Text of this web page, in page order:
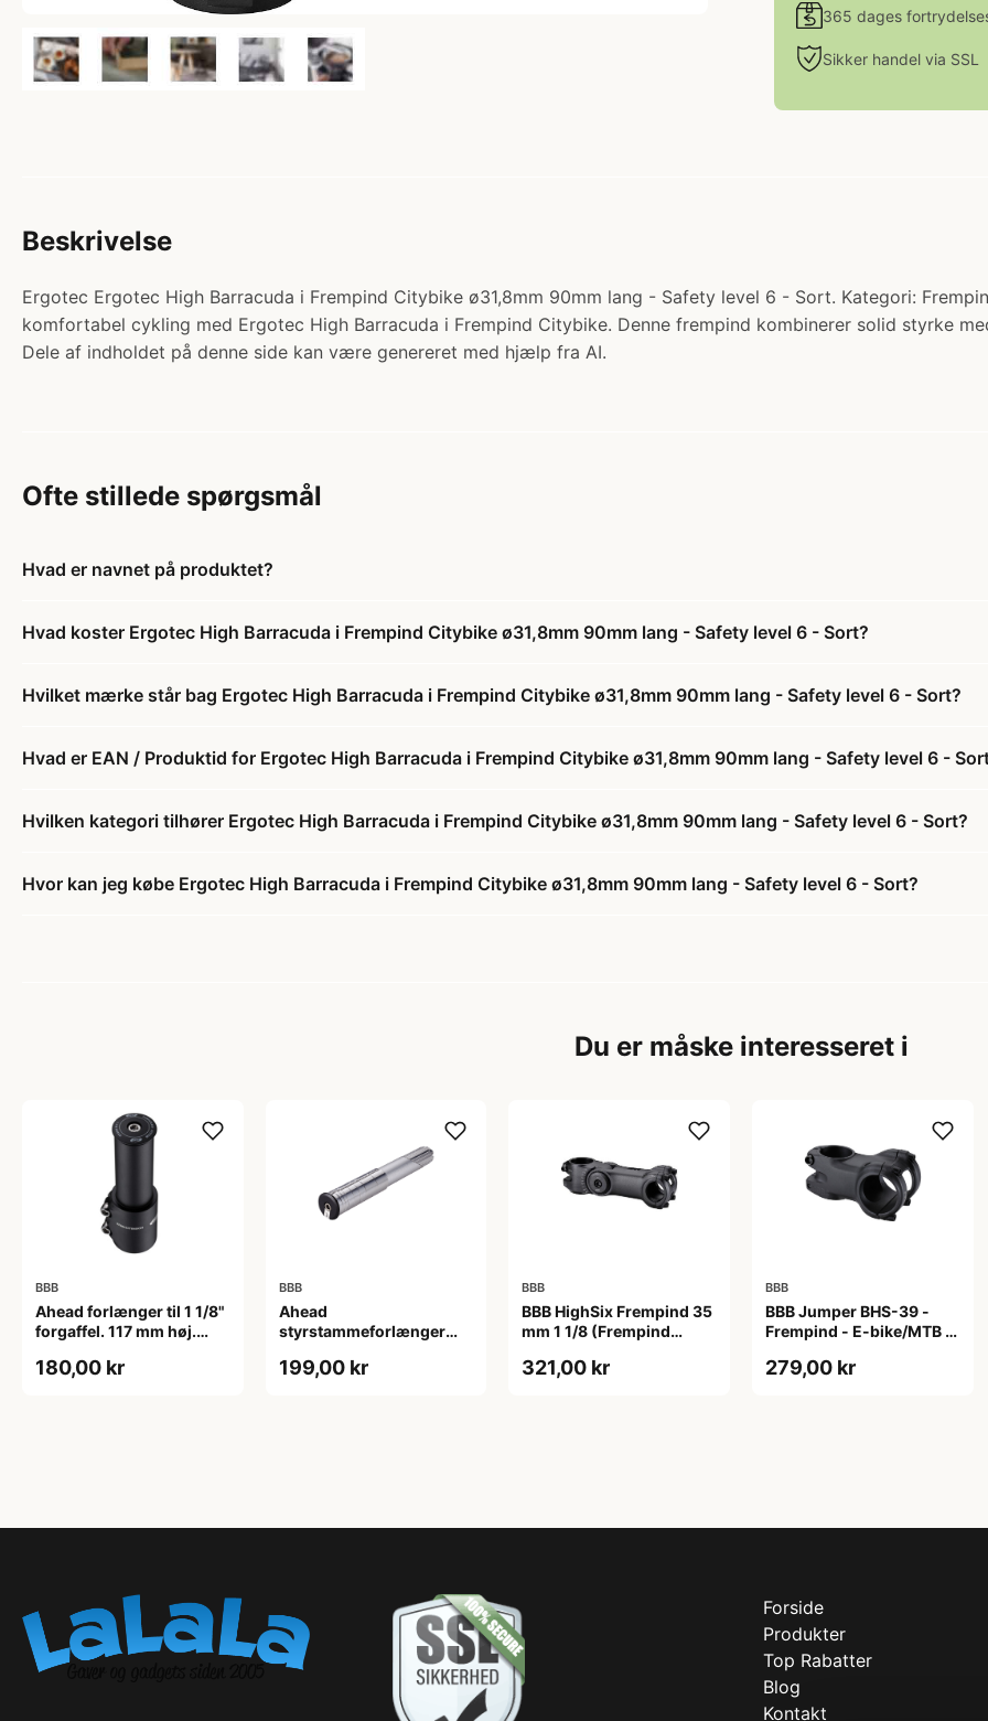
365 dages
Sikker handel via SSL
Beskrivelse
Ergotec Ergotec High Barracuda i Frempind Citybike ø31,8mm 90mm lang - Safety level 6 - Sort. Kategori:
komfortabel cykling med Ergotec High Barracuda i Frempind Citybike. Denne frempind kombinerer solid styrke
Dele af indholdet på denne side kan være genereret med hjælp fra AI.
Ofte stillede spørgsmål
Hvad er navnet på produktet?
Hvad koster Ergotec High Barracuda i Frempind Citybike ø31,8mm 90mm lang - Safety level 6 - Sort?
Hvilket mærke står bag Ergotec High Barracuda i Frempind Citybike ø31,8mm 90mm lang - Safety level 6 - Sort?
Hvad er EAN / Produktid for Ergotec High Barracuda i Frempind Citybike ø31,8mm 90mm lang - Safety level 6 -
Hvilken kategori tilhører Ergotec High Barracuda i Frempind Citybike ø31,8mm 90mm lang - Safety level 6 - Sort?
Hvor kan jeg købe Ergotec High Barracuda i Frempind Citybike ø31,8mm 90mm lang - Safety level 6 - Sort?
Du er måske interesseret i
BBB
Ahead forlænger til 1 1/8"
forgaffel. 117 mm høj.
180,00 kr
BBB
Ahead
styrstammeforlænger
199,00 kr
BBB
BBB HighSix Frempind 35
mm 1 1/8 (Frempind
321,00 kr
BBB
BBB Jumper BHS-39 -
Frempind - E-bike/MTB -
279,00 kr
Forside
Produkter
Top Rabatter
Blog
Kontakt